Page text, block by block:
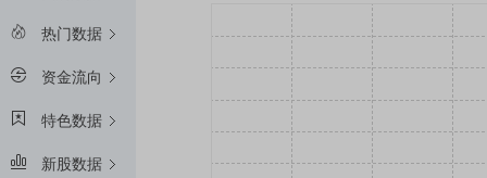
热门数据
资金流向
特色数据
新股数据